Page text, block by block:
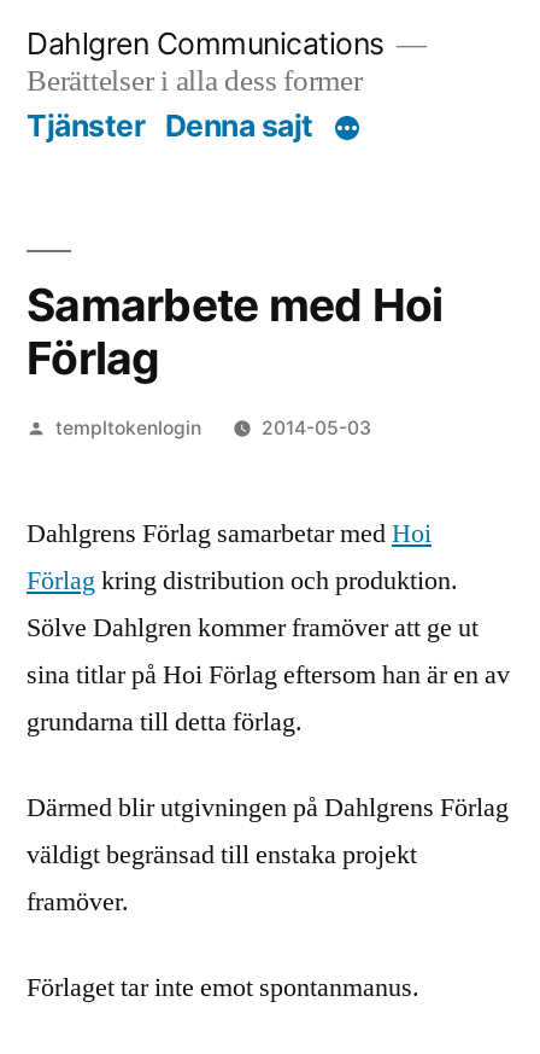
content
Dahlgren Communications
Berättelser i alla dess former
Tjänster Denna sajt
Samarbete med Hoi
Förlag
Posted
templtokenlogin 2014-05-03
Dahlgrens Förlag samarbetar medHoi
Förlag kring distribution och produktion.
Sölve Dahlgren kommer framöver att ge ut
sina titlar på Hoi Förlag eftersom han är en av
grundarna till detta förlag.
Därmed blir utgivningen på Dahlgrens Förlag
väldigt begränsad till enstaka projekt
framöver.
Förlaget tar inte emot spontanmanus.